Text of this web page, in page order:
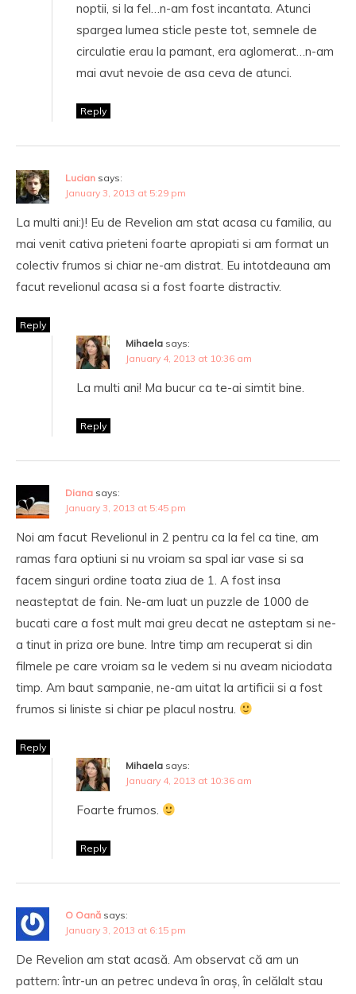
noptii, si la fel…n-am fost incantata. Atunci
spargea lumea sticle peste tot, semnele de
circulatie erau la pamant, era aglomerat…n-am
mai avut nevoie de asa ceva de atunci.
Reply
Lucian says:
January 3, 2013 at 5:29 pm
La multi ani:)! Eu de Revelion am stat acasa cu familia, au
mai venit cativa prieteni foarte apropiati si am format un
colectiv frumos si chiar ne-am distrat. Eu intotdeauna am
facut revelionul acasa si a fost foarte distractiv.
Reply
Mihaela says:
January 4, 2013 at 10:36 am
La multi ani! Ma bucur ca te-ai simtit bine.
Reply
Diana says:
January 3, 2013 at 5:45 pm
Noi am facut Revelionul in 2 pentru ca la fel ca tine, am
ramas fara optiuni si nu vroiam sa spal iar vase si sa
facem singuri ordine toata ziua de 1. A fost insa
neasteptat de fain. Ne-am luat un puzzle de 1000 de
bucati care a fost mult mai greu decat ne asteptam si ne-
a tinut in priza ore bune. Intre timp am recuperat si din
filmele pe care vroiam sa le vedem si nu aveam niciodata
timp. Am baut sampanie, ne-am uitat la artificii si a fost
frumos si liniste si chiar pe placul nostru.
Reply
Mihaela says:
January 4, 2013 at 10:36 am
Foarte frumos.
Reply
O Oană says:
January 3, 2013 at 6:15 pm
De Revelion am stat acasă. Am observat că am un
pattern: într-un an petrec undeva în oraș, în celălalt stau